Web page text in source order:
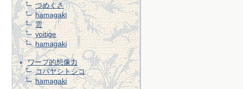
つめくさ
hamagaki
雲
yoitige
hamagaki
ワープ的想像力
コバヤシトシコ
hamagaki